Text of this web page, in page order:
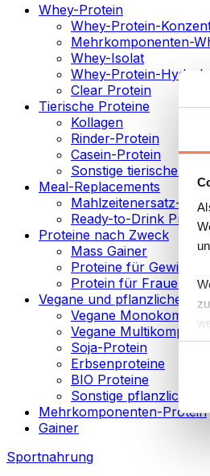
„
Whey-Protein
Whey-Protein-
Mehrkomponenten-
Whey-Isolat
Whey-Protein-
Clear Protein
Tierische Proteine
Kollagen
Rinder-Protein
Casein-Protein
Sonstige tierische
Meal-Replacements
Mahlzeitenersatz-
Ready-to-Drink
Proteine nach Zweck
Mass Gainer
Proteine für
Protein für Frauen
Vegane und pflanzliche
Vegane
Vegane
Soja-Protein
Erbsenproteine
BIO Proteine
Sonstige pflanzliche
Mehrkomponenten-Protein
Gainer
Sportnahrung